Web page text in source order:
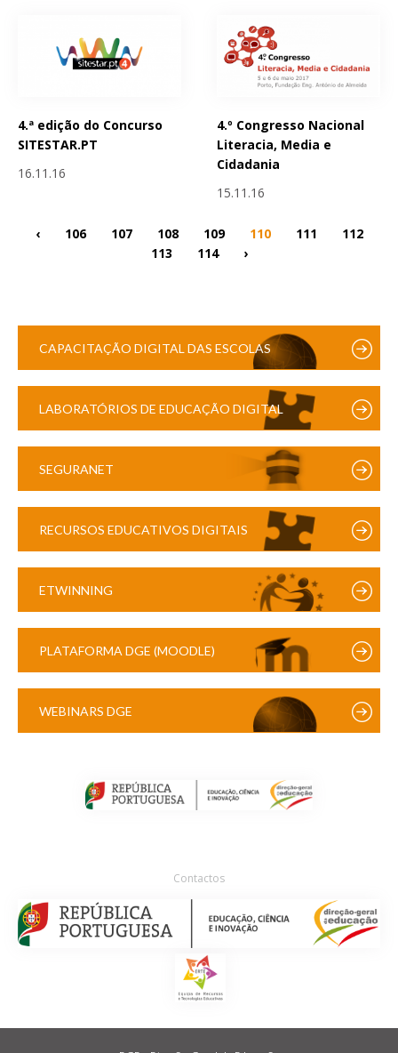
4.ª edição do Concurso
SITESTAR.PT
16.11.16
4.º Congresso Nacional
Literacia, Media e
Cidadania
15.11.16
‹ 106 107 108 109 110 111
112
113
114 ›
CAPACITAÇÃO DIGITAL DAS ESCOLAS
LABORATÓRIOS DE EDUCAÇÃO DIGITAL
SEGURANET
RECURSOS EDUCATIVOS DIGITAIS
ETWINNING
PLATAFORMA DGE (MOODLE)
WEBINARS DGE
Contactos